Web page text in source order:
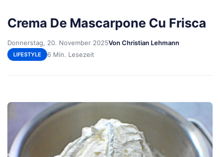
Crema De Mascarpone Cu Frisca
Donnerstag, 20. November 2025Von Christian Lehmann
LIFESTYLE 6 Min. Lesezeit